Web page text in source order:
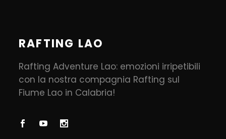
RAFTING LAO
Rafting Adventure Lao: emozioni irripetibili
con la nostra compagnia Rafting sul
Fiume Lao in Calabria!